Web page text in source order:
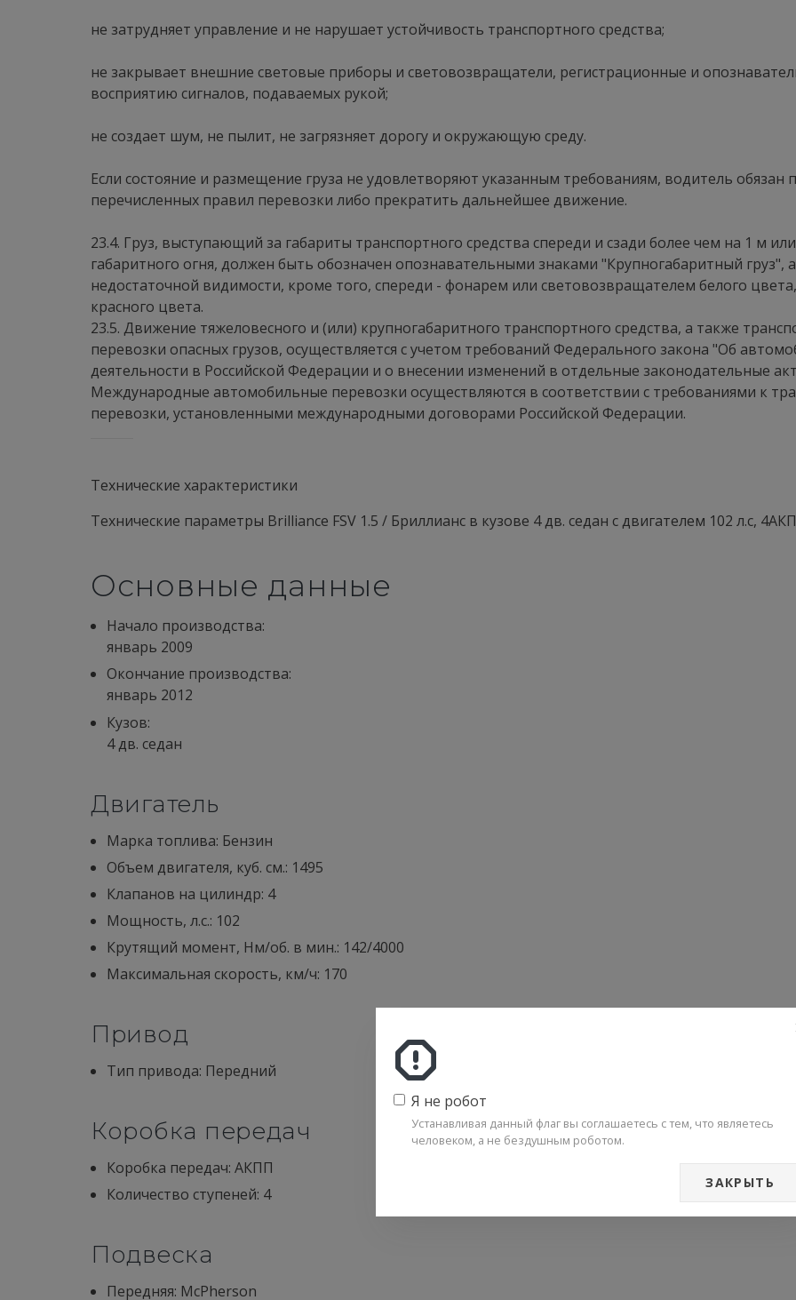
не затрудняет управление и не нарушает устойчивость транспортного средства;
не закрывает внешние световые приборы и световозвращатели, регистрационные и
восприятию сигналов, подаваемых рукой;
не создает шум, не пылит, не загрязняет дорогу и окружающую среду.
Если состояние и размещение груза не удовлетворяют указанным требованиям, водитель
перечисленных правил перевозки либо прекратить дальнейшее движение.
23.4. Груз, выступающий за габариты транспортного средства спереди и сзади более чем на 1 м
габаритного огня, должен быть обозначен опознавательными знаками "Крупногабаритный груз",
недостаточной видимости, кроме того, спереди - фонарем или световозвращателем белого
красного цвета.
23.5. Движение тяжеловесного и (или) крупногабаритного транспортного средства, а также
перевозки опасных грузов, осуществляется с учетом требований Федерального закона "Об
деятельности в Российской Федерации и о внесении изменений в отдельные законодательные
Международные автомобильные перевозки осуществляются в соответствии с требованиями к
перевозки, установленными международными договорами Российской Федерации.
Технические характеристики
Технические параметры Brilliance FSV 1.5 / Бриллианс в кузове 4 дв. седан с двигателем 102 л.с,
Основные данные
Начало производства:
январь 2009
Окончание производства:
январь 2012
Кузов:
4 дв. седан
Двигатель
Марка топлива: Бензин
Объем двигателя, куб. см.: 1495
Клапанов на цилиндр: 4
Мощность, л.с.: 102
Крутящий момент, Нм/об. в мин.: 142/4000
Максимальная скорость, км/ч: 170
Привод
Тип привода: Передний
Коробка передач
Коробка передач: АКПП
Количество ступеней: 4
Подвеска
Передняя: McPherson
Я не робот
Устанавливая данный флаг вы соглашаетесь с тем, что являетесь
человеком, а не бездушным роботом.
ЗАКРЫТЬ